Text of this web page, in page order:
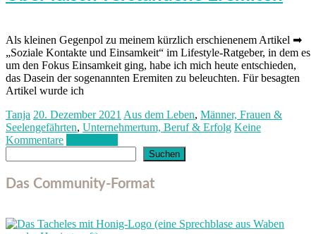
Als kleinen Gegenpol zu meinem kürzlich erschienenem Artikel ➡
„Soziale Kontakte und Einsamkeit“ im Lifestyle-Ratgeber, in dem es
um den Fokus Einsamkeit ging, habe ich mich heute entschieden,
das Dasein der sogenannten Eremiten zu beleuchten. Für besagten
Artikel wurde ich
Tanja 20. Dezember 2021 Aus dem Leben, Männer, Frauen &
Seelengefährten, Unternehmertum, Beruf & Erfolg Keine
Kommentare
Suchen
Das Community-Format